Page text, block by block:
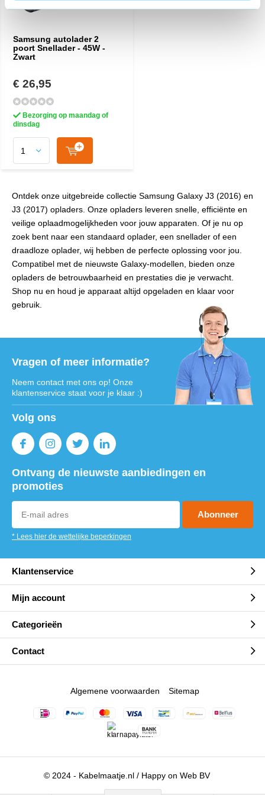
Samsung autolader 2
poort Snellader - 45W -
Zwart
€ 26,95
Bezorging op maandag of
dinsdag
Ontdek onze uitgebreide collectie Samsung Galaxy J3 (2016) en
J3 (2017) opladers. Onze opladers leveren snelle, efficiënte en
veilige oplaadmogelijkheden voor jouw apparaten. Of je nu op
zoek bent naar een standaard oplader, een snellader of een
draadloze oplader, wij hebben de perfecte oplossing voor jou.
Compatibel met de nieuwste Galaxy-modellen, bieden onze
opladers de betrouwbaarheid en prestaties die je verwacht.
Shop nu en houd je apparaat altijd opgeladen en klaar voor
gebruik.
Vragen of meer informatie?
Neem contact met ons op! Onze
klantenservice staat voor je klaar :)
Volg ons
Ontvang de nieuwste aanbiedingen en
promoties
Abonneer
* Lees hier de wettelijke beperkingen
Klantenservice
Mijn account
Categorieën
Contact
© 2024 - Kabelmaatje.nl / Happy on Web BV
Algemene voorwaarden Sitemap